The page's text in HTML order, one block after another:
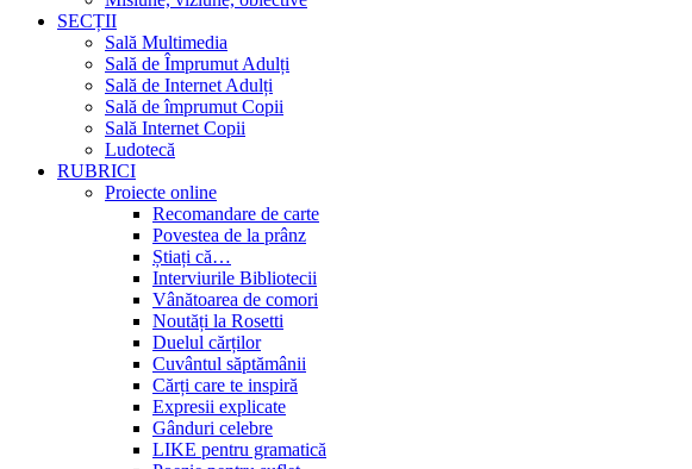
SECȚII
Sală Multimedia
Sală de Împrumut Adulți
Sală de Internet Adulți
Sală de împrumut Copii
Sală Internet Copii
Ludotecă
RUBRICI
Proiecte online
Recomandare de carte
Povestea de la prânz
Știați că…
Interviurile Bibliotecii
Vânătoarea de comori
Noutăți la Rosetti
Duelul cărților
Cuvântul săptămânii
Cărți care te inspiră
Expresii explicate
Gânduri celebre
LIKE pentru gramatică